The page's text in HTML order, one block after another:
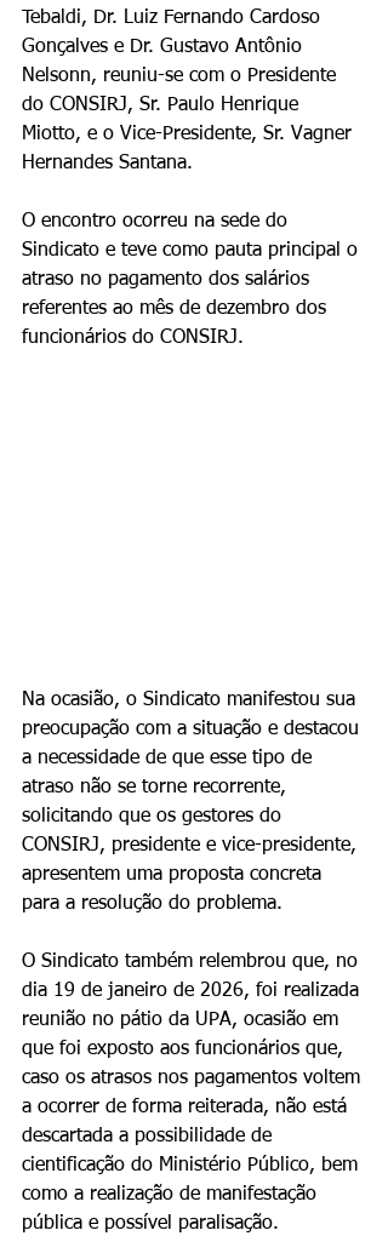
Tebaldi, Dr. Luiz Fernando Cardoso
Gonçalves e Dr. Gustavo Antônio
Nelsonn, reuniu-se com o Presidente
do CONSIRJ, Sr. Paulo Henrique
Miotto, e o Vice-Presidente, Sr. Vagner
Hernandes Santana.
O encontro ocorreu na sede do
Sindicato e teve como pauta principal o
atraso no pagamento dos salários
referentes ao mês de dezembro dos
funcionários do CONSIRJ.
Na ocasião, o Sindicato manifestou sua
preocupação com a situação e destacou
a necessidade de que esse tipo de
atraso não se torne recorrente,
solicitando que os gestores do
CONSIRJ, presidente e vice-presidente,
apresentem uma proposta concreta
para a resolução do problema.
O Sindicato também relembrou que, no
dia 19 de janeiro de 2026, foi realizada
reunião no pátio da UPA, ocasião em
que foi exposto aos funcionários que,
caso os atrasos nos pagamentos voltem
a ocorrer de forma reiterada, não está
descartada a possibilidade de
cientificação do Ministério Público, bem
como a realização de manifestação
pública e possível paralisação.